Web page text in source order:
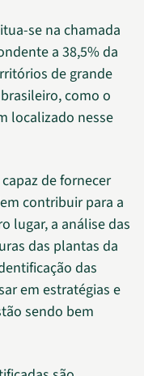
se na chamada
a 38,5% da
de grande
brasileiro, como o
localizado nesse
de fornecer
contribuir para a
lugar, a análise das
das plantas da
das
em estratégias e
sendo bem